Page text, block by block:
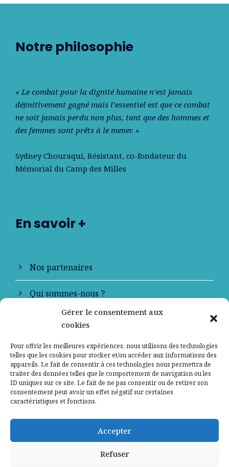
Gérer le consentement aux
cookies
Pour offrir les meilleures expériences, nous utilisons des technologies
telles que les cookies pour stocker et/ou accéder aux informations des
appareils. Le fait de consentir à ces technologies nous permettra de
traiter des données telles que le comportement de navigation ou les
ID uniques sur ce site. Le fait de ne pas consentir ou de retirer son
consentement peut avoir un effet négatif sur certaines
caractéristiques et fonctions.
Accepter
Refuser
Notre philosophie
« Le combat pour la dignité humaine n’est jamais
déﬁnitivement gagné mais l’essentiel est que ce combat
ne soit jamais perdu non plus, tant que des hommes et
des femmes sont prêts à le mener. »
Sydney Chouraqui, Résistant, co-fondateur du
Mémorial du Camp des Milles
En savoir +
Nos partenaires
Qui sommes-nous ?
Contactez-nous
Mentions légales
Politique de confidentialité